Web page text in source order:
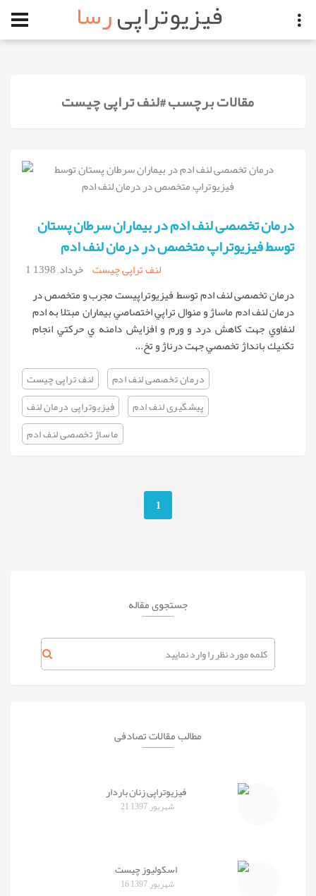
فیزیوتراپیرسا
مقالات برچسب #لنف تراپی چیست
درمان تخصصی لنف ادم در بیماران سرطان پستان
توسط فیزیوتراپ متخصص در درمان لنف ادم
1 خرداد, 1398 لنف تراپی چیست
درمان تخصصى لنف ادم توسط فيزيوتراپيست مجرب و متخصص در
درمان لنف ادم ماساژ و منوال تراپي اختصاصي بيماران مبتلا به ادم
لنفاوي جهت كاهش درد و ورم و افزايش دامنه ي حركتي انجام
تكنيك بانداژ تخصصي جهت درناژ و تخ...
لنف تراپی چیست
درمان تخصصى لنف ادم
فیزیوتراپی درمان لنف
پیشگیری لنف ادم
ماساژ تخصصی لنف ادم
1
جستجویمقاله
مطالبمقالات تصادفی
فیزیوتراپی زنان باردار
21 شهریور, 1397
اسکولیوز چیست
16 شهریور, 1397